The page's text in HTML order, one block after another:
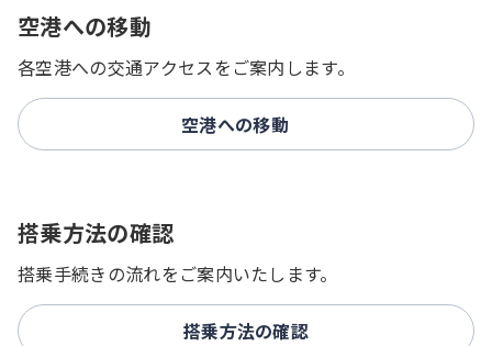
空港への移動
各空港への交通アクセスをご案内します。
空港への移動
搭乗方法の確認
搭乗手続きの流れをご案内いたします。
搭乗方法の確認